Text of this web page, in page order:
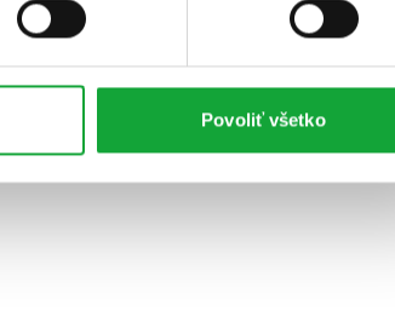
Povoliť všetko